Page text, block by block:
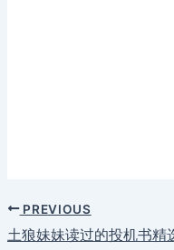
PREVIOUS
土狼妹妹读过的投机书精